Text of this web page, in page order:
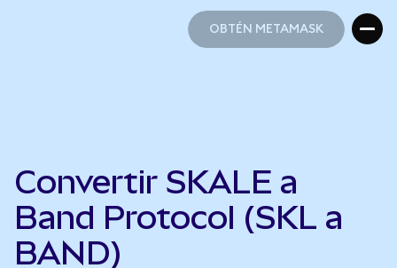
OBTÉN METAMASK
Convertir SKALE a
Band Protocol (SKL a
BAND)